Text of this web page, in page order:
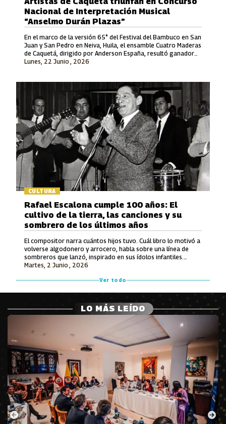
Lunes, 22 Junio , 2026
Nacional de Interpretación Musical
“Anselmo Durán Plazas”
En el marco de la versión 65° del Festival del Bambuco en San
Juan y San Pedro en Neiva, Huila, el ensamble Cuatro Maderas
de Caquetá, dirigido por Anderson España, resultó ganador
en la Modalidad Vocal.
CULTURA
Martes, 2 Junio , 2026
Rafael Escalona cumple 100 años: El
cultivo de la tierra, las canciones y su
sombrero de los últimos años
El compositor narra cuántos hijos tuvo. Cuál libro lo motivó a
volverse algodonero y arrocero, habla sobre una línea de
sombreros que lanzó, inspirado en sus ídolos infantiles.
También recuerda lo que le ofrecieron por hacerle una
inédito que luego grabó Jorge Oñate.
Ver todo
LO MÁS LEÍDO